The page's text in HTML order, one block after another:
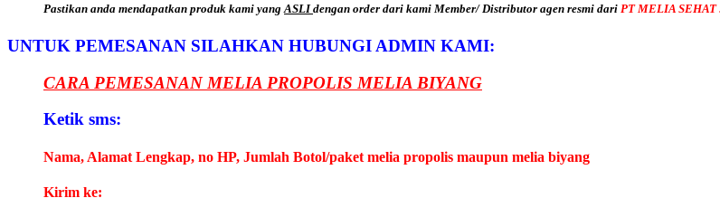
Pastikan anda mendapatkan produk kami yang ASLIdengan order dari kami Member/ Distributor agen resmi dari PT MELIA SEHAT
UNTUK PEMESANAN SILAHKAN HUBUNGI ADMIN KAMI:
CARA PEMESANAN MELIA PROPOLIS MELIA BIYANG
Ketik sms:
Nama, Alamat Lengkap, no HP, Jumlah Botol/paket melia propolis maupun melia biyang
Kirim ke: